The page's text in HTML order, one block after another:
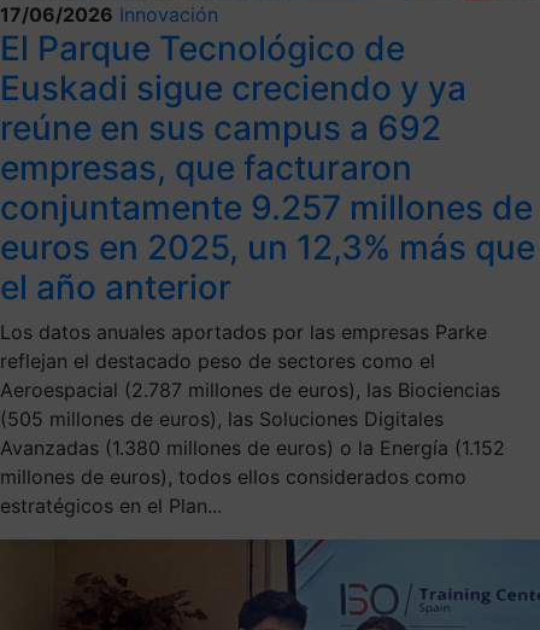
17/06/2026 Innovación
El Parque Tecnológico de
Euskadi sigue creciendo y ya
reúne en sus campus a 692
empresas, que facturaron
conjuntamente 9.257 millones de
euros en 2025, un 12,3% más que
el año anterior
Los datos anuales aportados por las empresas Parke
reflejan el destacado peso de sectores como el
Aeroespacial (2.787 millones de euros), las Biociencias
(505 millones de euros), las Soluciones Digitales
Avanzadas (1.380 millones de euros) o la Energía (1.152
millones de euros), todos ellos considerados como
estratégicos en el Plan...